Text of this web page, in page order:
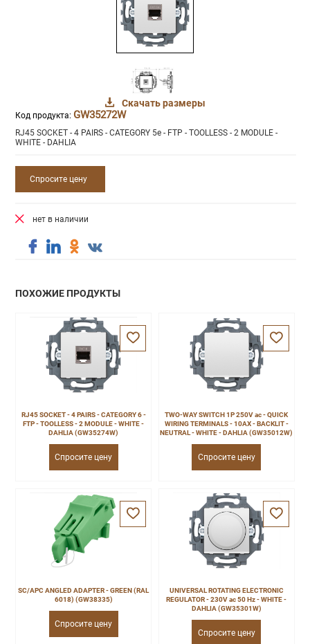
Скачать размеры
Код продукта: GW35272W
RJ45 SOCKET - 4 PAIRS - CATEGORY 5e - FTP - TOOLLESS - 2 MODULE -
WHITE - DAHLIA
Спросите цену
нет в наличии
ПОХОЖИЕ ПРОДУКТЫ
RJ45 SOCKET - 4 PAIRS - CATEGORY 6 -
FTP - TOOLLESS - 2 MODULE - WHITE -
DAHLIA (GW35274W)
Спросите цену
TWO-WAY SWITCH 1P 250V ac - QUICK
WIRING TERMINALS - 10AX - BACKLIT -
NEUTRAL - WHITE - DAHLIA (GW35012W)
Спросите цену
SC/APC ANGLED ADAPTER - GREEN (RAL
6018) (GW38335)
Спросите цену
UNIVERSAL ROTATING ELECTRONIC
REGULATOR - 230V ac 50 Hz - WHITE -
DAHLIA (GW35301W)
Спросите цену